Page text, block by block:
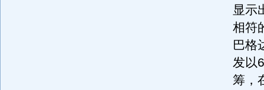
显示
相符
巴格
发以
筹，